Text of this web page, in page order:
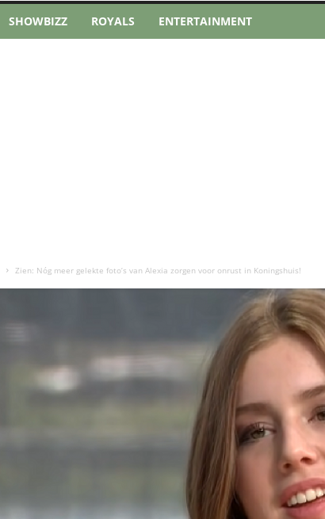
SHOWBIZZ ROYALS ENTERTAINMENT
Zien: Nóg meer gelekte foto’s van Alexia zorgen voor onrust in Koningshuis!